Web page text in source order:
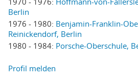
Berlin
1976 - 1980: Benjamin-Franklin-
Reinickendorf, Berlin
1980 - 1984: Porsche-Oberschule,
Profil melden